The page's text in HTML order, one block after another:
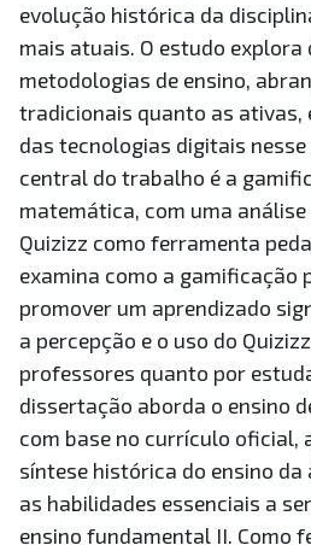
evolução histórica da
mais atuais. O estudo explora
metodologias de ensino,
tradicionais quanto as ativas,
das tecnologias digitais
central do trabalho é a
matemática, com uma
Quizizz como ferramenta
examina como a gamificação
promover um aprendizado
a percepção e o uso do
professores quanto por
dissertação aborda o ensino
com base no currículo oficial,
síntese histórica do ensino da
as habilidades essenciais a
ensino fundamental II. Como